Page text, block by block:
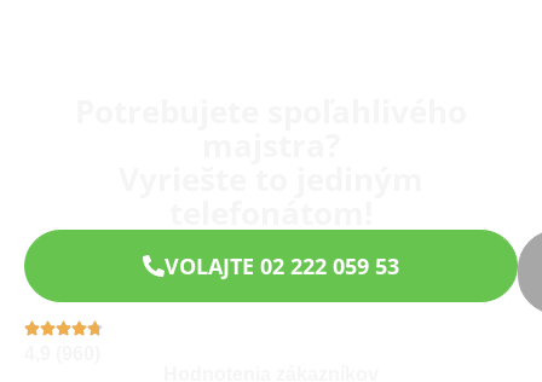
VOLAJTE 02 222 059 53